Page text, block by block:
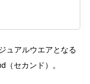
ュアルウエアとなる
セカンド）。